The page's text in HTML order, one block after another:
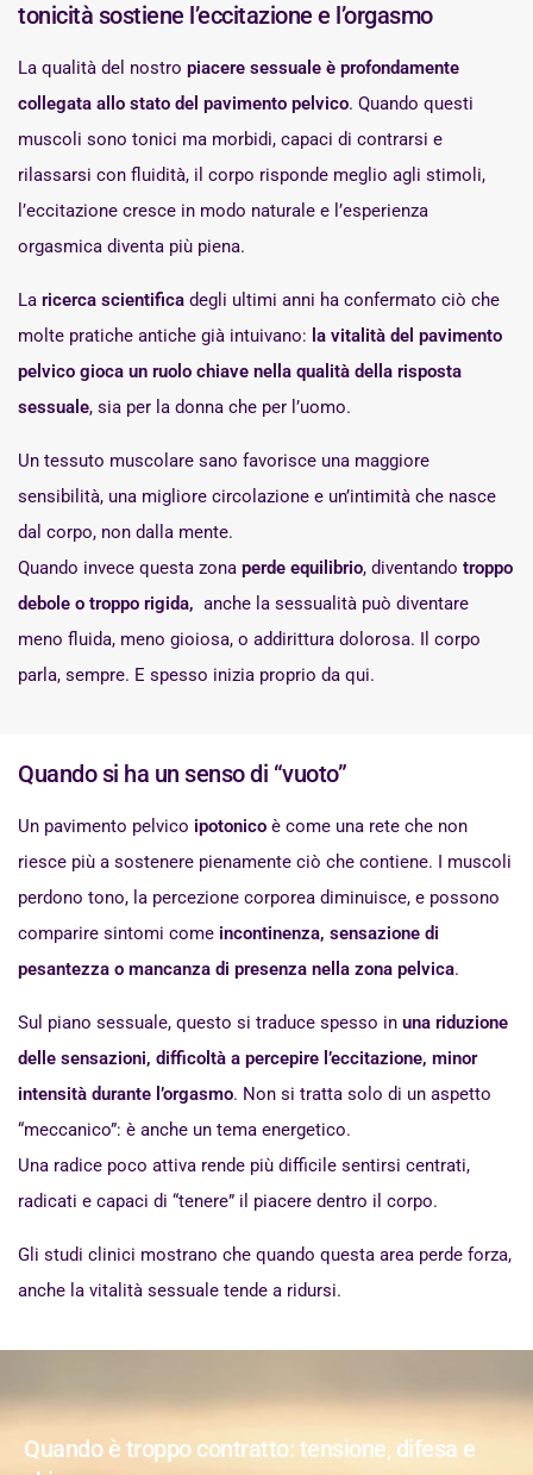
tonicità sostiene l’eccitazione e l’orgasmo
La qualità del nostro piacere sessuale è profondamente
collegata allo stato del pavimento pelvico. Quando questi
muscoli sono tonici ma morbidi, capaci di contrarsi e
rilassarsi con fluidità, il corpo risponde meglio agli stimoli,
l’eccitazione cresce in modo naturale e l’esperienza
orgasmica diventa più piena.
La ricerca scientifica degli ultimi anni ha confermato ciò che
molte pratiche antiche già intuivano: la vitalità del pavimento
pelvico gioca un ruolo chiave nella qualità della risposta
sessuale, sia per la donna che per l’uomo.
Un tessuto muscolare sano favorisce una maggiore
sensibilità, una migliore circolazione e un’intimità che nasce
dal corpo, non dalla mente.
Quando invece questa zona perde equilibrio, diventando troppo
debole o troppo rigida, anche la sessualità può diventare
meno fluida, meno gioiosa, o addirittura dolorosa. Il corpo
parla, sempre. E spesso inizia proprio da qui.
Quando si ha un senso di “vuoto”
Un pavimento pelvico ipotonico è come una rete che non
riesce più a sostenere pienamente ciò che contiene. I muscoli
perdono tono, la percezione corporea diminuisce, e possono
comparire sintomi come incontinenza, sensazione di
pesantezza o mancanza di presenza nella zona pelvica.
Sul piano sessuale, questo si traduce spesso in una riduzione
delle sensazioni, difficoltà a percepire l’eccitazione, minor
intensità durante l’orgasmo. Non si tratta solo di un aspetto
“meccanico”: è anche un tema energetico.
Una radice poco attiva rende più difficile sentirsi centrati,
radicati e capaci di “tenere” il piacere dentro il corpo.
Gli studi clinici mostrano che quando questa area perde forza,
anche la vitalità sessuale tende a ridursi.
Quando è troppo contratto: tensione, difesa e